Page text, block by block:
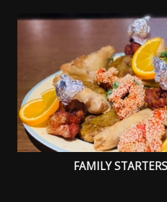
FAMILY